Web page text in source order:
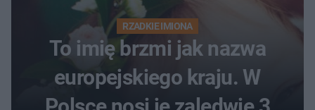
RZADKIE IMIONA
To imię brzmi jak nazwa
europejskiego kraju. W